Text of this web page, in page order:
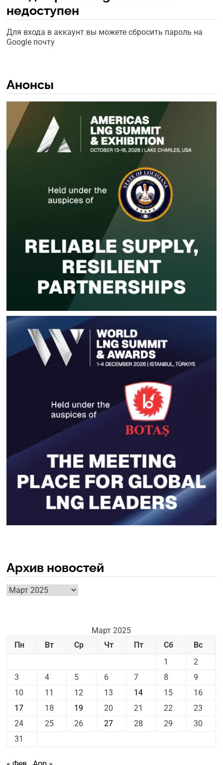
недоступен
Для входа в аккаунт вы можете сбросить пароль на
Google почту
Анонсы
Архив новостей
Архив
новостей
Март 2025
Пн
Вт Ср Чт Пт Сб
Вс
1
2
3
4 5 6 7 8
9
10
11 12 13 14 15
16
17
18 19 20 21 22
23
24
25 26 27 28 29
30
31